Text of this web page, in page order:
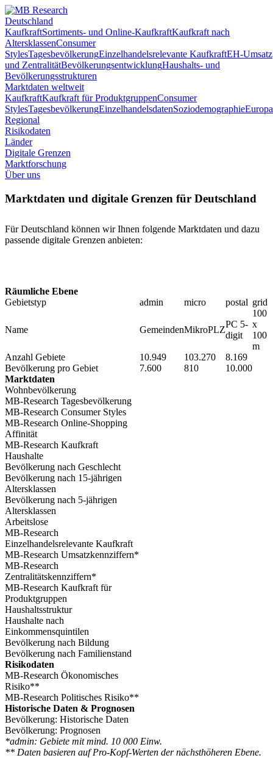
Deutschland
KaufkraftSortiments- und Online-KaufkraftKaufkraft nach
AltersklassenConsumer
StylesTagesbevölkerungEinzelhandelsrelevante KaufkraftEH-Umsatz
und ZentralitätBevölkerungsentwicklungHaushalts- und
Bevölkerungsstrukturen
Marktdaten weltweit
KaufkraftKaufkraft für ProduktgruppenConsumer
StylesTagesbevölkerungEinzelhandelsdatenSoziodemographieEuropa
Regional
Risikodaten
Länder
Digitale Grenzen
Marktforschung
Über uns
Marktdaten und digitale Grenzen für Deutschland
Für Deutschland können wir Ihnen folgende Marktdaten und dazu
passende digitale Grenzen anbieten:
Räumliche Ebene
Gebietstyp
admin micro postal grid
Name GemeindenMikroPLZ
PC 5-
digit
100
x
100
m
Anzahl Gebiete
10.949 103.270
8.169
Bevölkerung pro Gebiet
7.600 810
10.000
Marktdaten
Wohnbevölkerung
MB-Research Tagesbevölkerung
MB-Research Consumer Styles
MB-Research Online-Shopping
Affinität
MB-Research Kaufkraft
Haushalte
Bevölkerung nach Geschlecht
Bevölkerung nach 15-jährigen
Altersklassen
Bevölkerung nach 5-jährigen
Altersklassen
Arbeitslose
MB-Research
Einzelhandelsrelevante Kaufkraft
MB-Research Umsatzkennziffern*
MB-Research
Zentralitätskennziffern*
MB-Research Kaufkraft für
Produktgruppen
Haushaltsstruktur
Haushalte nach
Einkommensquintilen
Bevölkerung nach Bildung
Bevölkerung nach Familienstand
Risikodaten
MB-Research Ökonomisches
Risiko**
MB-Research Politisches Risiko**
Historische Daten & Prognosen
Bevölkerung: Historische Daten
Bevölkerung: Prognosen
*admin: Gebiete mit mind. 10 000 Einw.
** Daten basieren auf Pro-Kopf-Werten der nächsthöheren Ebene.